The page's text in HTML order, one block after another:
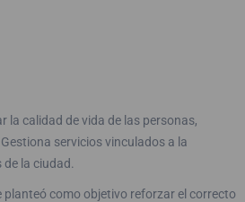
calidad de vida de las personas,
servicios vinculados a la
la ciudad.
planteó como objetivo reforzar el correcto